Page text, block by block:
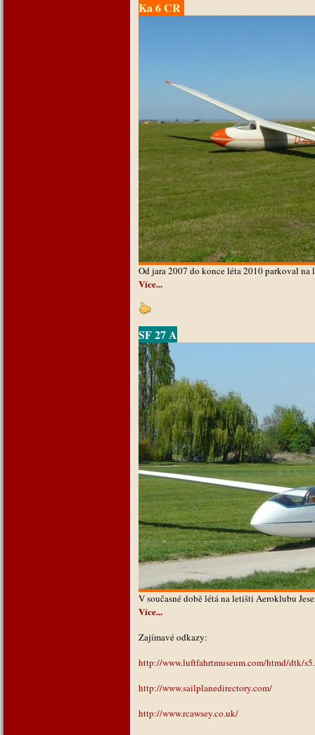
Ka 6 CR
Od jara 2007 do konce léta 2010 parkoval
Více...
SF 27 A
V současné době létá na letišti Aeroklubu
Více...
Zajímavé odkazy:
http://www.luftfahrtmuseum.com/htmd/dtk/
http://www.sailplanedirectory.com/
http://www.rcawsey.co.uk/